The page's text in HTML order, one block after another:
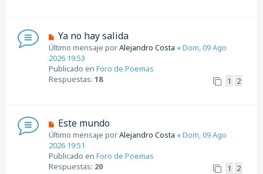
s
j
e
N
u
e
v
o
s
a
j
e
Ya no hay salida
Último mensaje porAlejandro Costa «Dom, 09 Ago
2026 19:53
Publicado en Foro de Poemas
Respuestas: 18 1 2
N
u
e
v
o
Este mundo
Último mensaje porAlejandro Costa «Dom, 09 Ago
2026 19:51
Publicado en Foro de Poemas
Respuestas: 20 1 2